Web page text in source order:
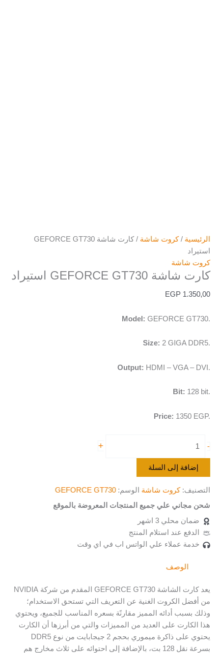
الرئيسية /كروت شاشة
/ كارت شاشة GEFORCE GT730
استيراد
كروت شاشة
كارت شاشة GEFORCE GT730 استيراد
EGP 1.350,00
Model: GEFORCE GT730.
Size: 2 GIGA DDR5.
Output: HDMI – VGA – DVI.
Bit: 128 bit.
Price: 1350 EGP.
-
+
إضافة إلى السلة
التصنيف:كروت شاشة الوسم: GEFORCE GT730
شحن مجاني علي جميع المنتجات المعروضة بالموقع
ضمان محلي 3 اشهر
الدفع عند استلام المنتج
خدمة عملاء علي الواتس اب في اي وقت
الوصف
يعد كارت الشاشة GEFORCE GT730 المقدم من شركة NVIDIA
من أفضل الكروت الغنية عن التعريف التي تستحق الاستخدام؛
وذلك بسبب أدائه المميز مقارنًة بسعره المناسب للجميع، ويحتوي
هذا الكارت على العديد من المميزات والتي من أبرزها أن الكارت
يحتوي على ذاكرة ميموري بحجم 2 جيجابايت من نوع DDR5
بسرعة نقل 128 بت، بالإضافة إلى احتوائه على ثلاث مخارج هم